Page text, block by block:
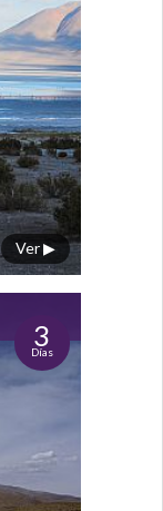
Ver ▶
3
Días